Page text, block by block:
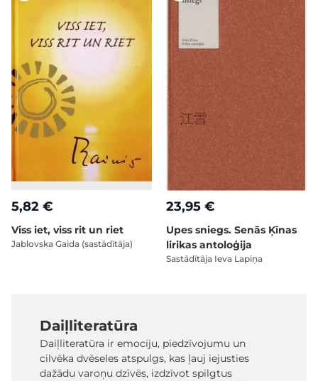
5,82 €
Viss iet, viss rit un riet
Jablovska Gaida (sastādītāja)
23,95 €
Upes sniegs. Senās Ķīnas
lirikas antoloģija
Sastādītāja Ieva Lapiņa
Daiļliteratūra
Daiļliteratūra ir emociju, piedzīvojumu un
cilvēka dvēseles atspulgs, kas ļauj iejusties
dažādu varoņu dzīvēs, izdzīvot spilgtus